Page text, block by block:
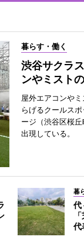
暮らす・働く
渋谷サクラ
ンやミスト
屋外エアコンや
らげるクールス
ージ（渋谷区桜
出現している。
暮
代
代